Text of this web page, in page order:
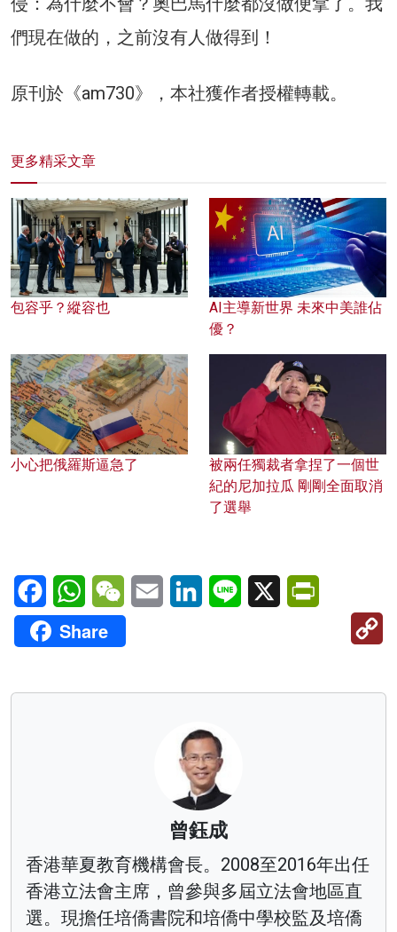
們現在做的，之前沒有人做得到！
原刊於《am730》，本社獲作者授權轉載。
更多精采文章
包容乎？縱容也
AI主導新世界 未來中美誰佔
優？
小心把俄羅斯逼急了
被兩任獨裁者拿捏了一個世
紀的尼加拉瓜 剛剛全面取消
了選舉
FacebookWhatsAppWeChatEmail LinkedInLine X
Share
曾鈺成
香港華夏教育機構會長。2008至2016年出任
香港立法會主席，曾參與多屆立法會地區直
選。現擔任培僑書院和培僑中學校監及培僑